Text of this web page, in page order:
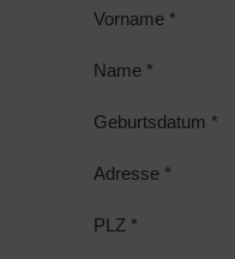
Vorname *
Name *
Geburtsdatum *
Adresse *
PLZ *